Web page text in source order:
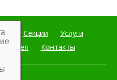
Секции
Услуги
Контакты